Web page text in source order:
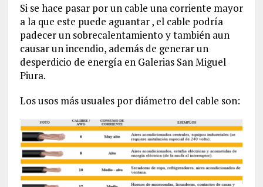
Si se hace pasar por un cable una corriente mayor
a la que este puede aguantar , el cable podría
padecer un sobrecalentamiento y también aun
causar un incendio, además de generar un
desperdicio de energía en Galerias San Miguel
Piura.
Los usos más usuales por diámetro del cable son: